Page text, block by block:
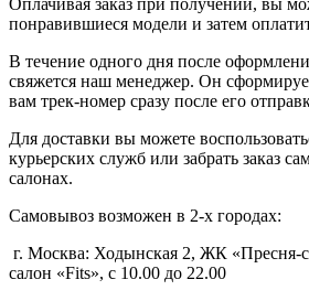
понравившиеся модели и затем
В течение одного дня после
свяжется наш менеджер. Он
вам трек-номер сразу после его
Для доставки вы можете
курьерских служб или забрать заказ
салонах.
Самовывоз возможен в 2-х городах:
г. Москва: Ходынская 2, ЖК «Пресня-
салон «Fits», с 10.00 до 22.00